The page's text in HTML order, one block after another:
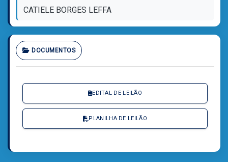
CATIELE BORGES LEFFA
DOCUMENTOS
EDITAL DE LEILÃO
PLANILHA DE LEILÃO